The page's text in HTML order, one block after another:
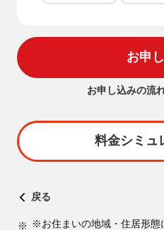
お申
お申し込みの流
料金シミュ
戻る
※お住まいの地域・住居形態